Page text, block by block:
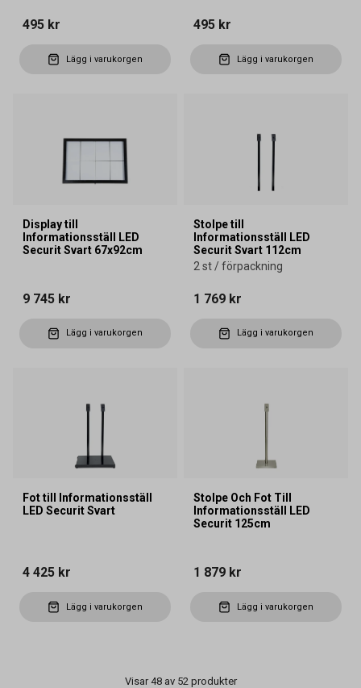
495 kr
Lägg i varukorgen
495 kr
Lägg i varukorgen
Display till
Informationsställ LED
Securit Svart 67x92cm
9 745 kr
Lägg i varukorgen
Stolpe till
Informationsställ LED
Securit Svart 112cm
2 st / förpackning
1 769 kr
Lägg i varukorgen
Fot till Informationsställ
LED Securit Svart
4 425 kr
Lägg i varukorgen
Stolpe Och Fot Till
Informationsställ LED
Securit 125cm
1 879 kr
Lägg i varukorgen
Visar 48 av 52 produkter